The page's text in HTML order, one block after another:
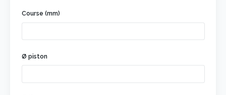
Course (mm)
Ø piston